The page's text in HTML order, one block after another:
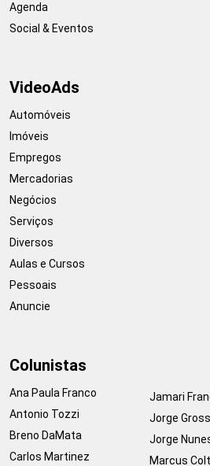
Agenda
Social & Eventos
VideoAds
Automóveis
Imóveis
Empregos
Mercadorias
Negócios
Serviços
Diversos
Aulas e Cursos
Pessoais
Anuncie
Colunistas
Ana Paula Franco
Antonio Tozzi
Breno DaMata
Carlos Martinez
Jamari
Jorge
Jorge
Marcus